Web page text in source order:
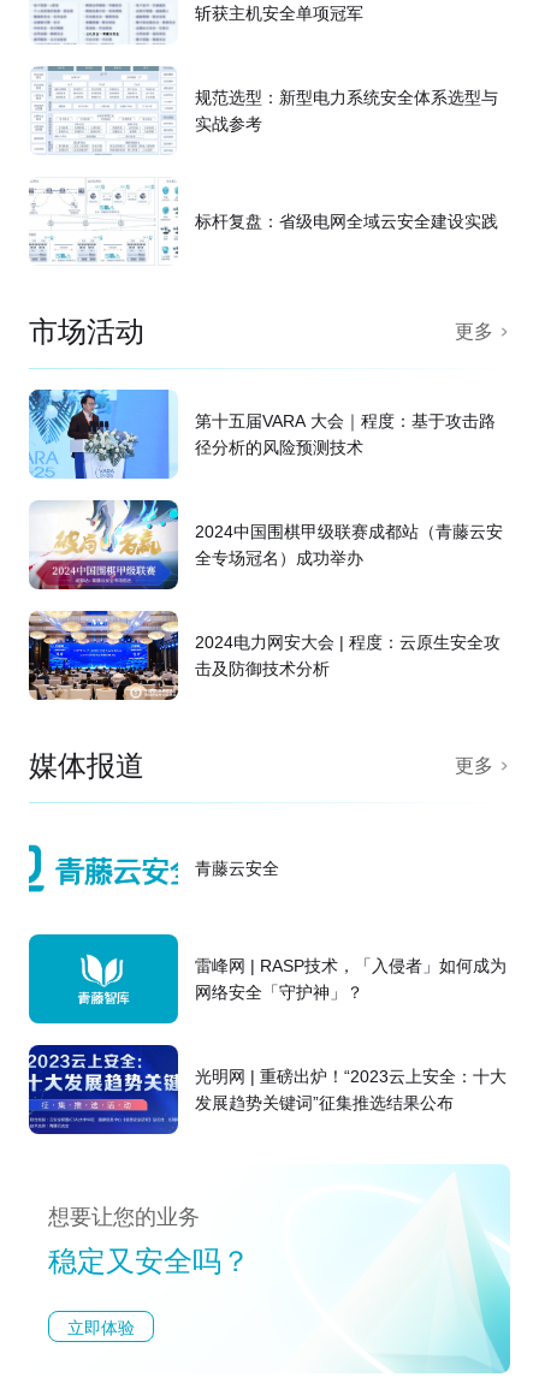
斩获主机安全单项冠军
规范选型：新型电力系统安全体系选型与
实战参考
标杆复盘：省级电网全域云安全建设实践
市场活动 更多
第十五届VARA 大会｜程度：基于攻击路
径分析的风险预测技术
2024中国围棋甲级联赛成都站（青藤云安
全专场冠名）成功举办
2024电力网安大会 | 程度：云原生安全攻
击及防御技术分析
媒体报道 更多
青藤云安全
雷峰网 | RASP技术，「入侵者」如何成为
网络安全「守护神」？
光明网 | 重磅出炉！“2023云上安全：十大
发展趋势关键词”征集推选结果公布
想要让您的业务
稳定又安全吗？
立即体验